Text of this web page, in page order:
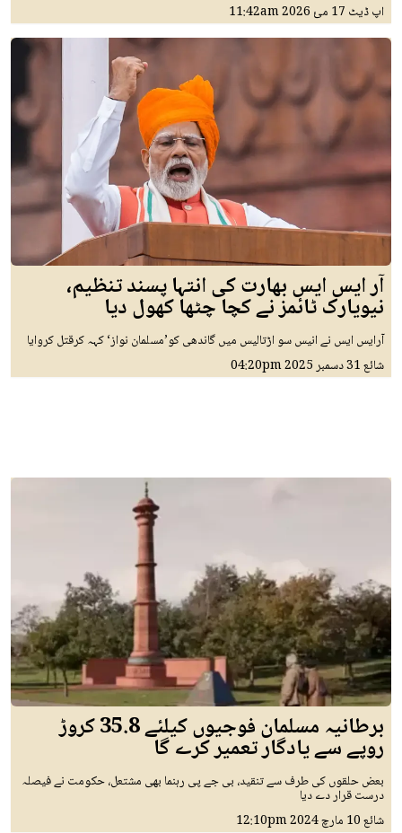
اپ ڈیٹ 17 مئ 2026 11:42am
آر ایس ایس بھارت کی انتہا پسند تنظیم،
نیویارک ٹائمز نے کچا چٹھا کھول دیا
آرایس ایس نے انیس سو اڑتالیس میں گاندھی کو’مسلمان نواز‘ کہہ کرقتل کروایا
شائع31 دسمبر 2025 04:20pm
برطانیہ مسلمان فوجیوں کیلئے 35.8 کروڑ
روپے سے یادگار تعمیر کرے گا
بعض حلقوں کی طرف سے تنقید، بی جے پی رہنما بھی مشتعل، حکومت نے فیصلہ
درست قرار دے دیا
شائع10 مارچ 2024 12:10pm